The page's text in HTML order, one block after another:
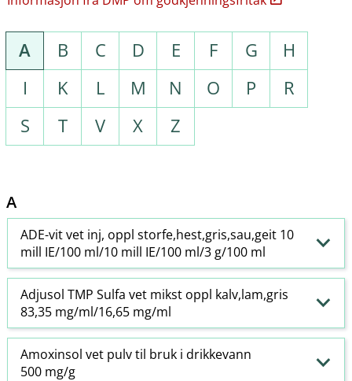
A B C D E F G
H
I
K L M N O P
R
S
T V X Z
A
ADE-vit vet inj, oppl storfe,hest,gris,sau,geit 10
mill IE/100 ml/10 mill IE/100 ml/3 g/100 ml
Adjusol TMP Sulfa vet mikst oppl kalv,lam,gris
83,35 mg/ml/16,65 mg/ml
Amoxinsol vet pulv til bruk i drikkevann
500 mg/g